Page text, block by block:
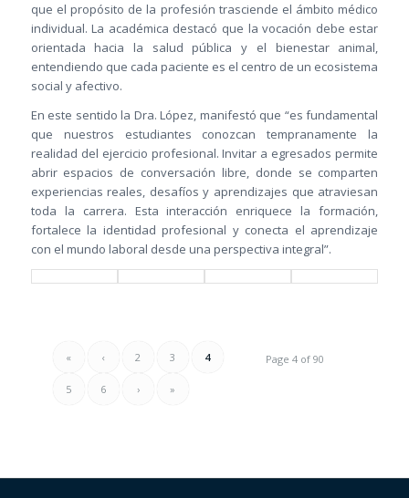
que el propósito de la profesión trasciende el ámbito médico
individual. La académica destacó que la vocación debe estar
orientada hacia la salud pública y el bienestar animal,
entendiendo que cada paciente es el centro de un ecosistema
social y afectivo.
En este sentido la Dra. López, manifestó que “es fundamental
que nuestros estudiantes conozcan tempranamente la
realidad del ejercicio profesional. Invitar a egresados permite
abrir espacios de conversación libre, donde se comparten
experiencias reales, desafíos y aprendizajes que atraviesan
toda la carrera. Esta interacción enriquece la formación,
fortalece la identidad profesional y conecta el aprendizaje
con el mundo laboral desde una perspectiva integral”.
Page 4 of 90
« ‹ 2 3 4
5 6 › »